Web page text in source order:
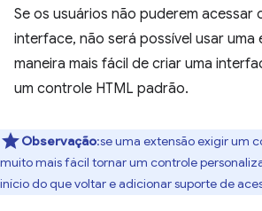
Se os usuários não puderem acessar
interface, não será possível usar uma
maneira mais fácil de criar uma
um controle HTML padrão.
Observação:se uma extensão exigir um
muito mais fácil tornar um controle
início do que voltar e adicionar suporte de